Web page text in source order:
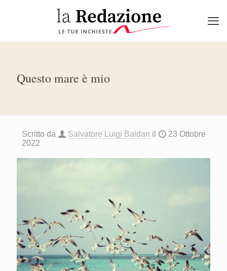
Questo mare è mio
Scritto da Salvatore Luigi Baldari il
23 Ottobre
2022